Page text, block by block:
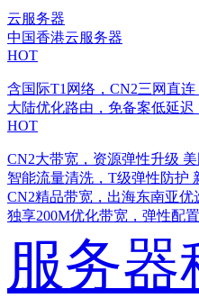
云服务器
中国香港云服务器
HOT
含国际T1网络，CN2三网直连
大陆优化路由，免备案低延迟
HOT
CN2大带宽，资源弹性升级
智能流量清洗，T级弹性防护
CN2精品带宽，出海东南亚优
独享200M优化带宽，弹性配置
服务器